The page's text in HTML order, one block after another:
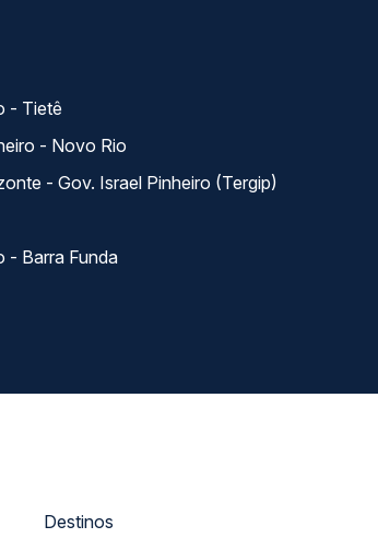
- Tietê
- Novo Rio
- Gov. Israel Pinheiro (Tergip)
- Barra Funda
Destinos